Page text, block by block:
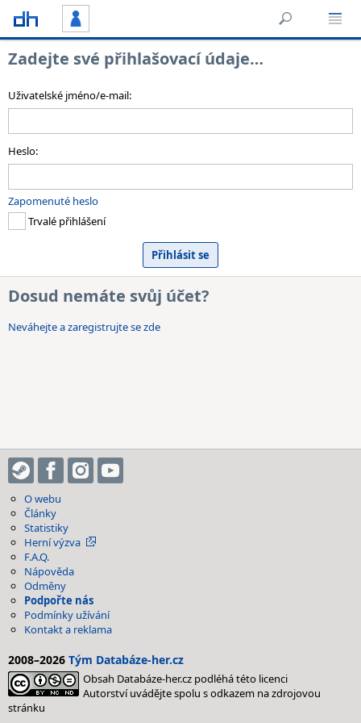
Zadejte své přihlašovací údaje…
Uživatelské jméno/e-mail:
Heslo:
Zapomenuté heslo
Trvalé přihlášení
Dosud nemáte svůj účet?
Neváhejte a zaregistrujte se zde
O webu
Články
Statistiky
Herní výzva
F.A.Q.
Nápověda
Odměny
Podpořte nás
Podmínky užívání
Kontakt a reklama
2008–2026 Tým Databáze-her.cz
Obsah Databáze-her.cz podléhá této licenci
Autorství uvádějte spolu s odkazem na zdrojovou
stránku